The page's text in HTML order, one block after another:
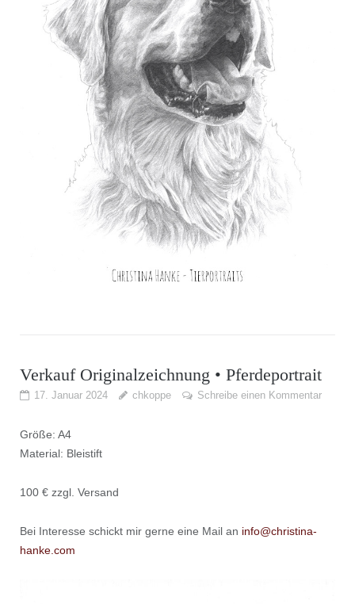
Verkauf Originalzeichnung • Pferdeportrait
17. Januar 2024 chkoppe Schreibe einen Kommentar
Größe: A4
Material: Bleistift
100 € zzgl. Versand
Bei Interesse schickt mir gerne eine Mail an info@christina-
hanke.com